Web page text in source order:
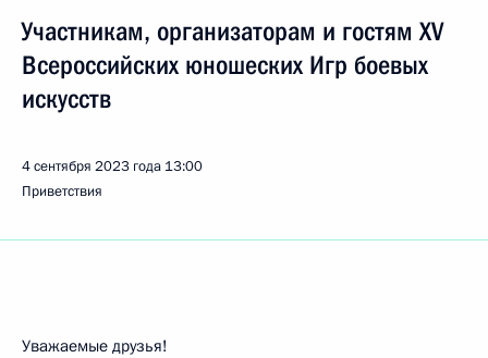
Участникам, организаторам и гостям XV
Всероссийских юношеских Игр боевых
искусств
4 сентября 2023 года 13:00
Приветствия
Уважаемые друзья!